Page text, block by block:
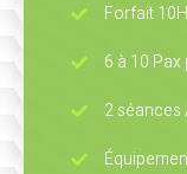
Forfait 10H
6 à 10
2 séances